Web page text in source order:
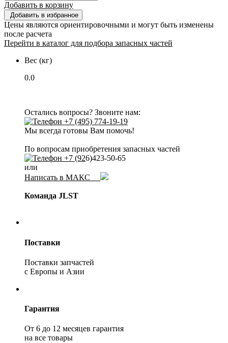
Добавить в корзину
Добавить в избранное
Цены являются ориентировочными и могут быть изменены
после расчета
Перейти в каталог для подбора запасных частей
Вес (кг)
0.0
Остались вопросы? Звоните нам:
+7 (495) 774-19-19
Мы всегда готовы Вам помочь!
По вопросам приобретения запасных частей
+7 (926)423-50-65
или
Написать в МАКС
Команда JLST
Поставки
Поставки запчастей
с Европы и Азии
Гарантия
От 6 до 12 месяцев гарантия
на все товары